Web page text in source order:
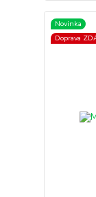
Novinka
Doprava